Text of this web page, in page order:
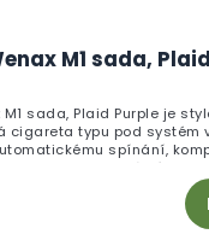
M1 sada,
M1 sada, Plaid Purple je
cigareta typu pod systém
spínání,
je Wenax M1 ideální
bez složitého nastavování.